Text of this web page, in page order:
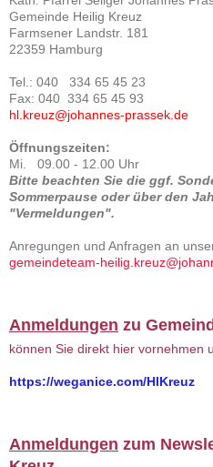
Gemeinde Heilig Kreuz
Farmsener Landstr. 181
22359 Hamburg
Tel.: 040 334 65 45 23
Fax: 040 334 65 45 93
hl.kreuz@johannes-prassek.de
Öffnungszeiten:
Mi. 09.00 - 12.00 Uhr
Bitte beachten Sie die ggf.
Sommerpause oder über den
"Vermeldungen".
Anregungen und Anfragen an
gemeindeteam-
Anmeldungen zu
können Sie direkt hier vornehmen
https://weganice.com/HlKreuz
Anmeldungen zum